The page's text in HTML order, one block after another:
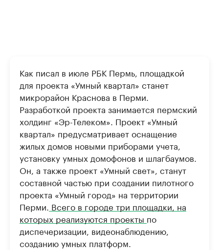
Как писал в июле РБК Пермь, площадкой
для проекта «Умный квартал» станет
микрорайон Краснова в Перми.
Разработкой проекта занимается пермский
холдинг «Эр-Телеком». Проект «Умный
квартал» предусматривает оснащение
жилых домов новыми приборами учета,
установку умных домофонов и шлагбаумов.
Он, а также проект «Умный свет», станут
составной частью при создании пилотного
проекта «Умный город» на территории
Перми. Всего в городе три площадки, на
которых реализуются проекты по
диспечеризации, видеонаблюдению,
созданию умных платформ.